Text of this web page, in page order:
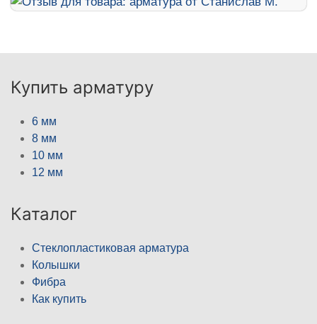
Купить арматуру
6 мм
8 мм
10 мм
12 мм
Каталог
Стеклопластиковая арматура
Колышки
Фибра
Как купить